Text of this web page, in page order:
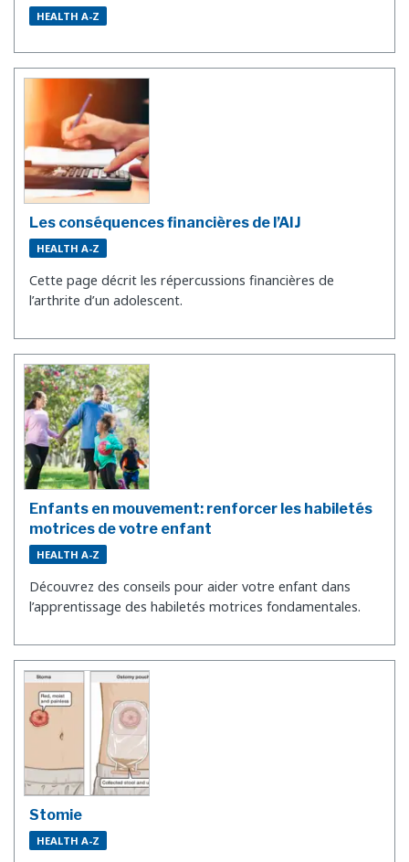
HEALTH A-Z
Les conséquences financières de l’AIJ
HEALTH A-Z
Cette page décrit les répercussions financières de
l’arthrite d’un adolescent.
Enfants en mouvement: renforcer les habiletés
motrices de votre enfant
HEALTH A-Z
Découvrez des conseils pour aider votre enfant dans
l’apprentissage des habiletés motrices fondamentales.
Stomie
HEALTH A-Z